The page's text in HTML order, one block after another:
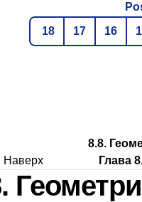
18
17 16
8.8.
Наверх Глава